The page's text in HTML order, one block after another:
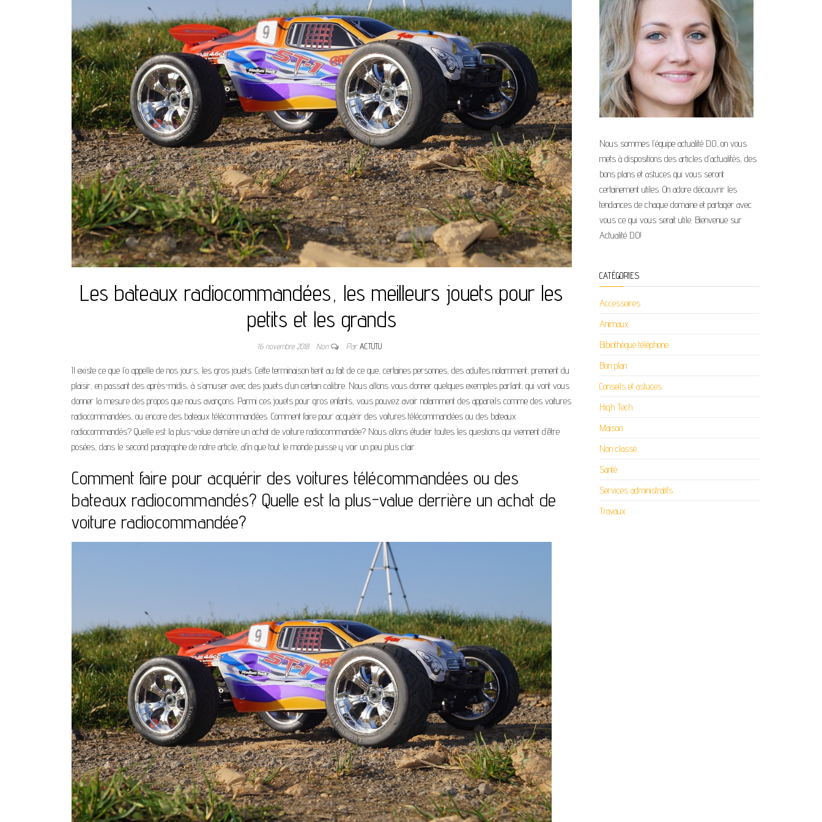
Les bateaux radiocommandées, les meilleurs jouets pour les
petits et les grands
16 novembre 2018 Non ParACTUTU
Il existe ce que l’o appelle de nos jours, les gros jouets. Cette terminaison tient au fait de ce que, certaines personnes, des adultes notamment, prennent du
plaisir, en passant des après-midis, à s’amuser avec des jouets d’un certain calibre. Nous allons vous donner quelques exemples parlant, qui vont vous
donner la mesure des propos que nous avançons. Parmi ces jouets pour gros enfants, vous pouvez avoir notamment des appareils comme des voitures
radiocommandées, ou encore des bateaux télécommandées. Comment faire pour acquérir des voitures télécommandées ou des bateaux
radiocommandés? Quelle est la plus-value derrière un achat de voiture radiocommandée? Nous allons étudier toutes les questions qui viennent d’être
posées, dans le second paragraphe de notre article, afin que tout le monde puisse y voir un peu plus clair.
Comment faire pour acquérir des voitures télécommandées ou des
bateaux radiocommandés? Quelle est la plus-value derrière un achat de
voiture radiocommandée?
Nous sommes l’équipe actualité D.O, on vous
mets à dispositions des articles d’actualités, des
bons plans et astuces qui vous seront
certainement utiles. On adore découvrir les
tendances de chaque domaine et partager avec
vous ce qui vous serait utile. Bienvenue sur
Actualité D.O!
CATÉGORIES
Accessoires
Animaux
Bibiothèque téléphone
Bon plan
Conseils et astuces
High Tech
Maison
Non classé
Santé
Services administratifs
Travaux